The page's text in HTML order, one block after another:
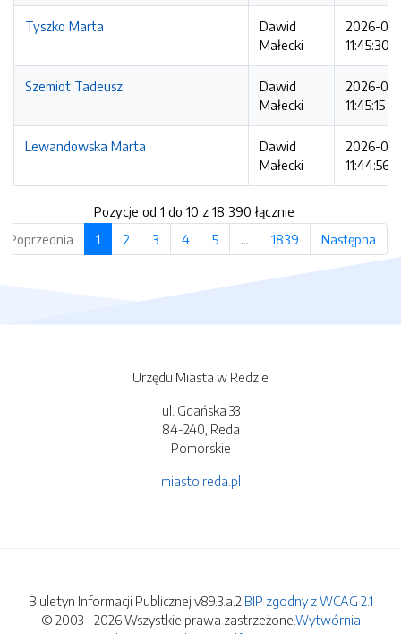
Tyszko Marta
Dawid
Małecki
2026-
11:45:30
Szemiot Tadeusz
Dawid
Małecki
2026-
11:45:15
Lewandowska Marta
Dawid
Małecki
2026-
11:44:56
Pozycje od 1 do 10 z 18 390 łącznie
Poprzednia
1 2 3 4 5 … 1839 Następna
Urzędu Miasta w Redzie
ul. Gdańska 33
84-240, Reda
Pomorskie
miasto.reda.pl
Biuletyn Informacji Publicznej v89.3.a.2 BIP zgodny z WCAG 2.1
© 2003 - 2026 Wszystkie prawa zastrzeżone.Wytwórnia